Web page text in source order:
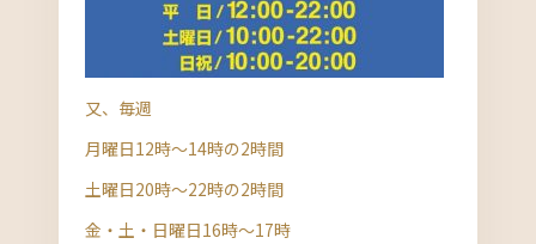
又、毎週
月曜日12時～14時の2時間
土曜日20時～22時の2時間
金・土・日曜日16時～17時